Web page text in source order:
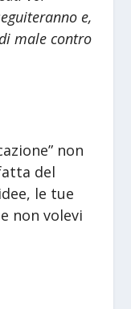
e,
male contro
non
del
le tue
non volevi